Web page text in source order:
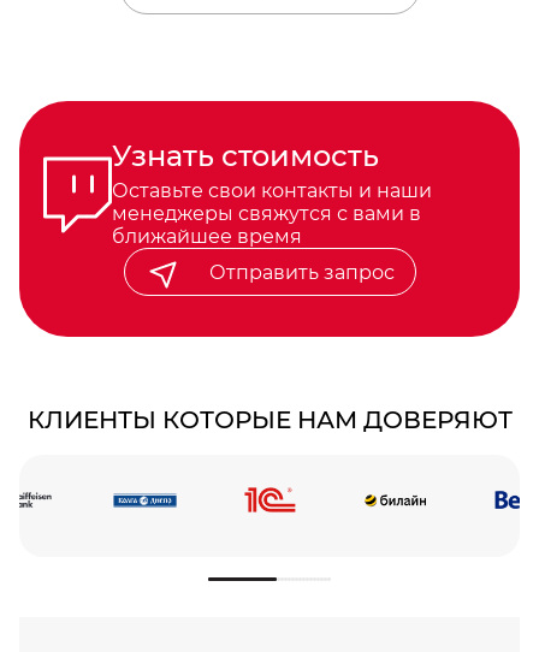
Узнать стоимость
Оставьте свои контакты и наши
менеджеры свяжутся с вами в
ближайшее время
Отправить запрос
КЛИЕНТЫ КОТОРЫЕ НАМ ДОВЕРЯЮТ